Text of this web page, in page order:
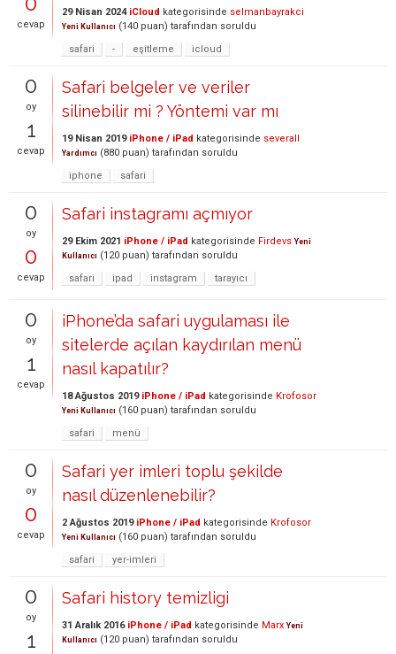
cevap
29 Nisan 2024 iCloud kategorisinde selmanbayrakci
Yeni Kullanıcı (140 puan) tarafından soruldu
safari
- eşitleme icloud
0
oy
1
cevap
Safari belgeler ve veriler
silinebilir mi ? Yöntemi var mı
19 Nisan 2019 iPhone / iPad kategorisinde severall
Yardımcı (880 puan) tarafından soruldu
iphone
safari
0
oy
0
cevap
Safari instagramı açmıyor
29 Ekim 2021 iPhone / iPad kategorisinde Firdevs Yeni
Kullanıcı (120 puan) tarafından soruldu
safari
ipad instagram tarayıcı
0
oy
1
cevap
iPhone’da safari uygulaması ile
sitelerde açılan kaydırılan menü
nasıl kapatılır?
18 Ağustos 2019 iPhone / iPad kategorisinde Krofosor
Yeni Kullanıcı (160 puan) tarafından soruldu
safari
menü
0
oy
0
cevap
Safari yer imleri toplu şekilde
nasıl düzenlenebilir?
2 Ağustos 2019 iPhone / iPad kategorisinde Krofosor
Yeni Kullanıcı (160 puan) tarafından soruldu
safari
yer-imleri
0
oy
1
Safari history temizligi
31 Aralık 2016 iPhone / iPad kategorisinde Marx Yeni
Kullanıcı (120 puan) tarafından soruldu